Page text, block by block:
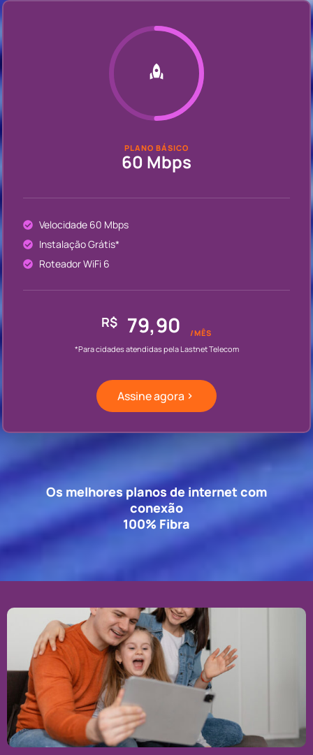
PLANO BÁSICO
60 Mbps
Velocidade 60 Mbps
Instalação Grátis*
Roteador WiFi 6
R$ 79,90
/MÊS
*Para cidades atendidas pela Lastnet Telecom
Assine agora
Os melhores planos de internet com
conexão
100% Fibra